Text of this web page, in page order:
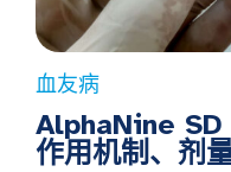
血友病
AlphaNine SD
作用机制、剂